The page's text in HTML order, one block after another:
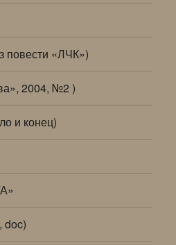
«ЛЧК»)
2004, №2 )
и конец)
doc)